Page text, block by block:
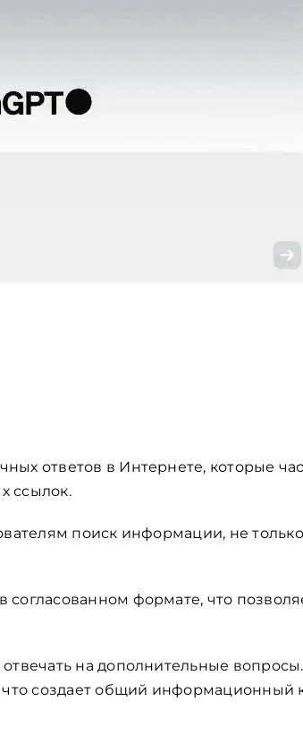
ответов в Интернете, которые
ссылок.
поиск информации, не
формате, что
на дополнительные
создает общий информационный